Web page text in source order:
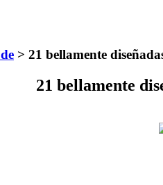
> 21 bellamente
21 bellamente